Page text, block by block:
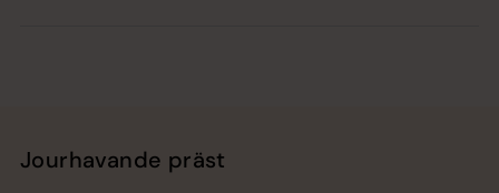
Jourhavande präst